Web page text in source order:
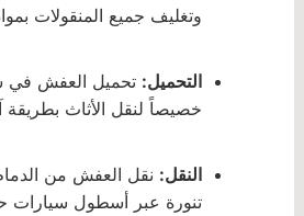
وتغليف جميع المنقولات
التحميل: تحميل العفش في
خصيصاً لنقل الأثاث بطريقة
النقل: نقل العفش من
تنورة عبر أسطول سيارات